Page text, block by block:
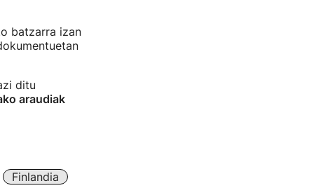
batzarra izan
ditu
araudiak
Finlandia